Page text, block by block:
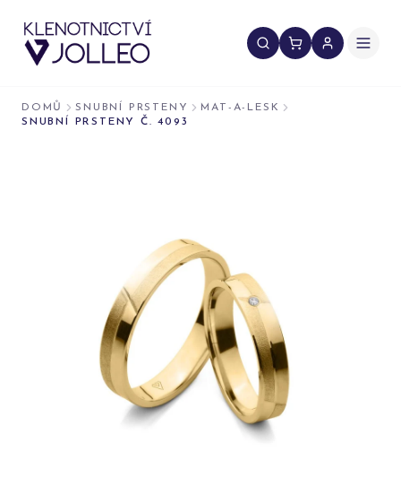
DOMŮ SNUBNÍ PRSTENY
MAT-A-LESK
SNUBNÍ PRSTENY Č. 4093